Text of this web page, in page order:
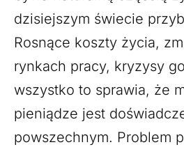
dzisiejszym świecie
Rosnące koszty życia,
rynkach pracy, kryzysy
wszystko to sprawia, że
pieniądze jest
powszechnym. Problem